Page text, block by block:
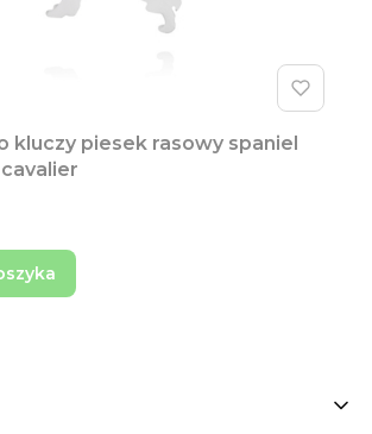
kluczy piesek rasowy spaniel